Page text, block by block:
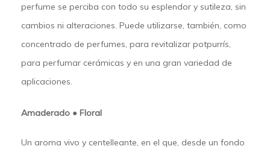
perfume se perciba con todo su esplendor y sutileza, sin
cambios ni alteraciones. Puede utilizarse, también, como
concentrado de perfumes, para revitalizar potpurrís,
para perfumar cerámicas y en una gran variedad de
aplicaciones.
Amaderado ● Floral
Un aroma vivo y centelleante, en el que, desde un fondo